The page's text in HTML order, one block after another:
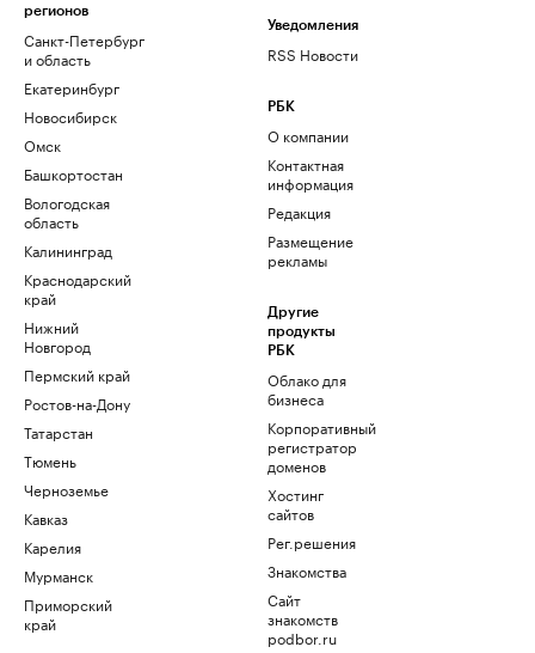
регионов
Санкт-Петербург
и область
Екатеринбург
Новосибирск
Омск
Башкортостан
Вологодская
область
Калининград
Краснодарский
край
Нижний
Новгород
Пермский край
Ростов-на-Дону
Татарстан
Тюмень
Черноземье
Кавказ
Карелия
Мурманск
Приморский
край
Уведомления
RSS Новости
РБК
О компании
Контактная
информация
Редакция
Размещение
рекламы
Другие
продукты
РБК
Облако для
бизнеса
Корпоративный
регистратор
доменов
Хостинг
сайтов
Рег.решения
Знакомства
Сайт
знакомств
podbor.ru